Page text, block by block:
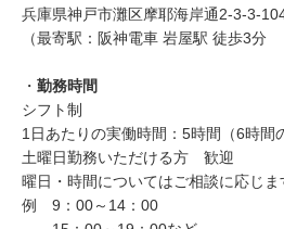
兵庫県神戸市灘区摩耶海岸通2-3-3-
（最寄駅：阪神電車 岩屋駅 徒歩3分
・ 勤務時間
シフト制
1日あたりの実働時間：5時間（6時間
土曜日勤務いただける方 歓迎
曜日・時間についてはご相談に応じま
例 9：00～14：00